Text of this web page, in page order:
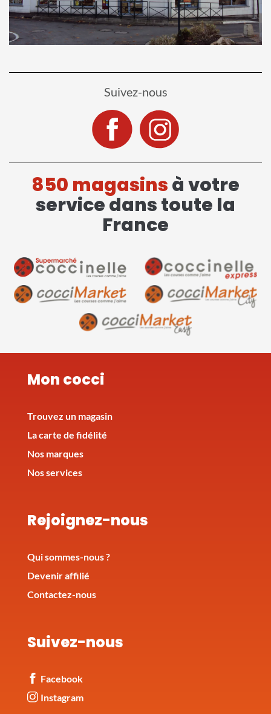
Suivez-nous
850 magasinsà votre
service dans toute la
France
Mon cocci
Trouvez un magasin
La carte de fidélité
Nos marques
Nos services
Rejoignez-nous
Qui sommes-nous ?
Devenir affilié
Contactez-nous
Suivez-nous
Facebook
Instagram